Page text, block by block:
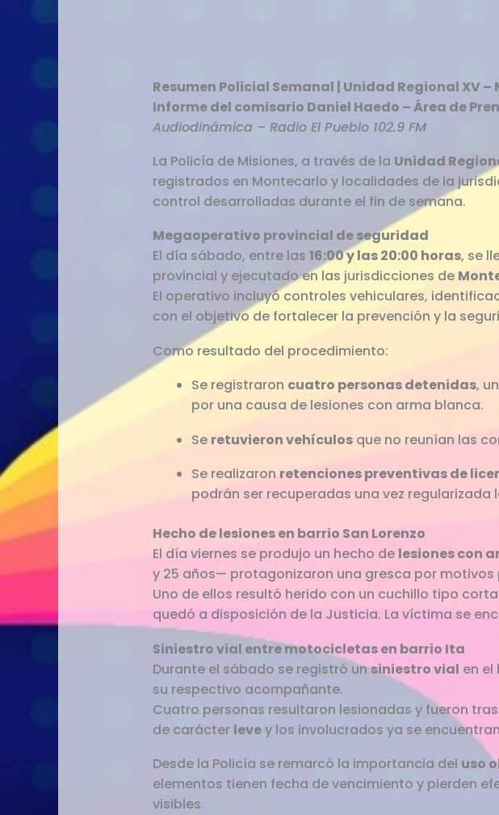
Resumen Policial Semanal | Unidad Regional XV
Informe del comisario Daniel Haedo – Área de
Audiodinámica – Radio El Pueblo 102.9 FM
La Policía de Misiones, a través de la Unidad
registrados en Montecarlo y localidades de la
control desarrolladas durante el fin de semana.
Megaoperativo provincial de seguridad
El día sábado, entre las 16:00 y las 20:00 horas, se
provincial y ejecutado en las jurisdicciones de
El operativo incluyó controles vehiculares,
con el objetivo de fortalecer la prevención y la
Como resultado del procedimiento:
Se registraron cuatro personas detenidas,
por una causa de lesiones con arma blanca.
Se retuvieron vehículosque no reunían las
Se realizaron retenciones preventivas de
podrán ser recuperadas una vez
Hecho de lesiones en barrio San Lorenzo
El día viernes se produjo un hecho de lesiones con
y 25 años— protagonizaron una gresca por
Uno de ellos resultó herido con un cuchillo tipo
quedó a disposición de la Justicia. La víctima se
Siniestro vial entre motocicletas en barrio Ita
Durante el sábado se registró unsiniestro vial en
su respectivo acompañante.
Cuatro personas resultaron lesionadas y fueron
de carácter levey los involucrados ya se
Desde la Policía se remarcó la importancia del uso
elementos tienen fecha de vencimiento y pierden
visibles.